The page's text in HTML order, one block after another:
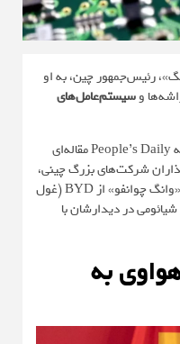
رئیس‌جمهور چین، به او
وسیستم‌عامل‌های
در گزارش خود می‌گوید که روزنامه People’s Daily مقاله‌ای
شرکت‌های بزرگ چینی،
از جمله «رن ژنگ‌فی»، بنیانگذار هواوی، «وانگ چوانفو» از BYD (غول
در دیدارشان با
به